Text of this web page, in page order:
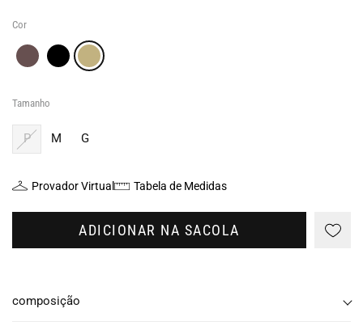
Cor
Tamanho
P M G
Provador Virtual Tabela de Medidas
ADICIONAR NA SACOLA
composição